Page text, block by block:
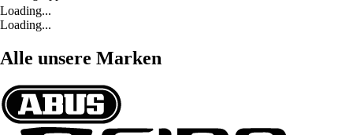
Loading...
Loading...
Alle unsere Marken